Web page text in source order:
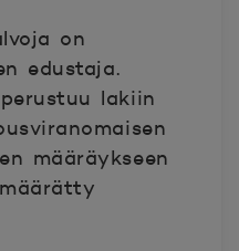
on
edustaja.
lakiin
määräykseen